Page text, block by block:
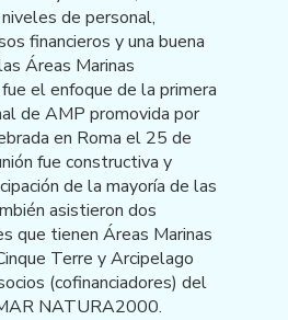
de personal,
financieros y una buena
Áreas Marinas
el enfoque de la primera
de AMP promovida por
en Roma el 25 de
fue constructiva y
de la mayoría de las
asistieron dos
que tienen Áreas Marinas
Terre y Arcipelago
(cofinanciadores) del
NATURA2000.